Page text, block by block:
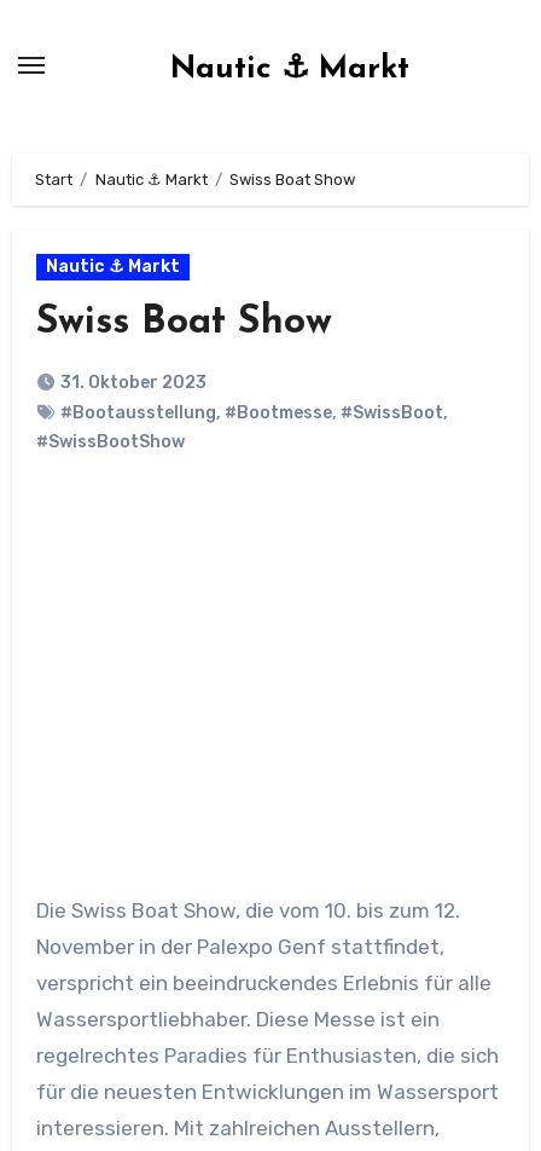
Nautic ⚓ Markt
Start Nautic ⚓ Markt Swiss Boat Show
Nautic ⚓ Markt
Swiss Boat Show
31. Oktober 2023
#Bootausstellung, #Bootmesse, #SwissBoot,
#SwissBootShow
Die Swiss Boat Show, die vom 10. bis zum 12.
November in der Palexpo Genf stattfindet,
verspricht ein beeindruckendes Erlebnis für alle
Wassersportliebhaber. Diese Messe ist ein
regelrechtes Paradies für Enthusiasten, die sich
für die neuesten Entwicklungen im Wassersport
interessieren. Mit zahlreichen Ausstellern,